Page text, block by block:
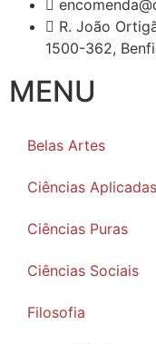
R. João
1500-362,
MENU
Belas Artes
Ciências Aplicadas
Ciências Puras
Ciências Sociais
Filosofia